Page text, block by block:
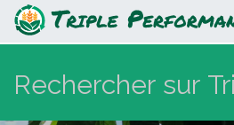
Jardin de l'Espoir